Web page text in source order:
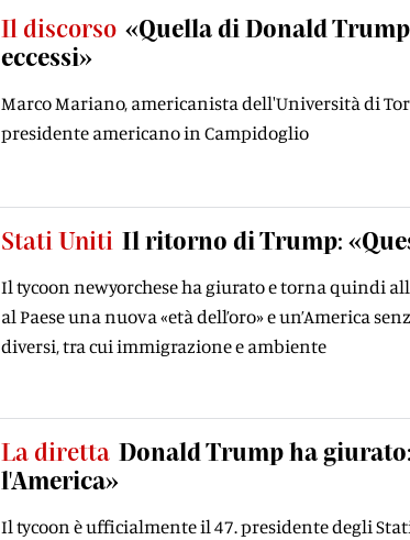
Il discorso «Quella di Donald
eccessi»
Marco Mariano, americanista dell'Università di
presidente americano in Campidoglio
Stati Uniti Il ritorno di Trump:
Il tycoon newyorchese ha giurato e torna quindi
al Paese una nuova «età dell’oro» e un’America
diversi, tra cui immigrazione e ambiente
La diretta Donald Trump ha
l'America»
Il tycoon è ufficialmente il 47. presidente degli